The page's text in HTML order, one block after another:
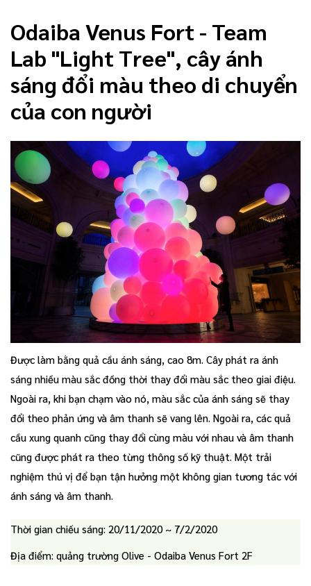
Odaiba Venus Fort - Team
Lab "Light Tree", cây ánh
sáng đổi màu theo di chuyển
của con người
Được làm bằng quả cầu ánh sáng, cao 8m. Cây phát ra ánh
sáng nhiều màu sắc đồng thời thay đổi màu sắc theo giai điệu.
Ngoài ra, khi bạn chạm vào nó, màu sắc của ánh sáng sẽ thay
đổi theo phản ứng và âm thanh sẽ vang lên. Ngoài ra, các quả
cầu xung quanh cũng thay đổi cùng màu với nhau và âm thanh
cũng được phát ra theo từng thông số kỹ thuật. Một trải
nghiệm thú vị để bạn tận hưởng một không gian tương tác với
ánh sáng và âm thanh.
Thời gian chiếu sáng: 20/11/2020 ~ 7/2/2020
Địa điểm: quảng trường Olive - Odaiba Venus Fort 2F